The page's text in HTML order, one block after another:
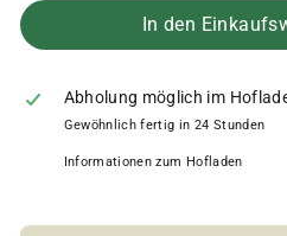
In den
Abholung möglich im
Gewöhnlich fertig in 24 Stunden
Informationen zum Hofladen